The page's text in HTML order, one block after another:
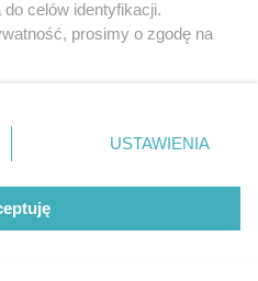
celów identyfikacji.
prosimy o zgodę na
rogu strony
. Niektóre
nie wymagają zgody
sprzeciwić się takiemu
miały zastosowania tylko
USTAWIENIA